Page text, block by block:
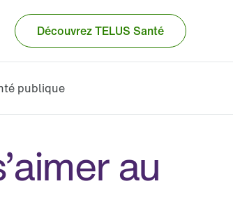
Découvrez TELUS Santé
publique
au